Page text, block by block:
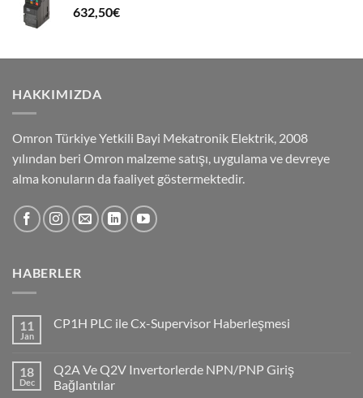
632,50€
HAKKIMIZDA
Omron Türkiye Yetkili Bayi Mekatronik Elektrik, 2008
yılından beri Omron malzeme satışı, uygulama ve devreye
alma konuların da faaliyet göstermektedir.
HABERLER
11
Jan
CP1H PLC ile Cx-Supervisor Haberleşmesi
CP1H
PLC
ile
18
Dec
Q2A Ve Q2V Invertorlerde NPN/PNP Giriş
Bağlantılar